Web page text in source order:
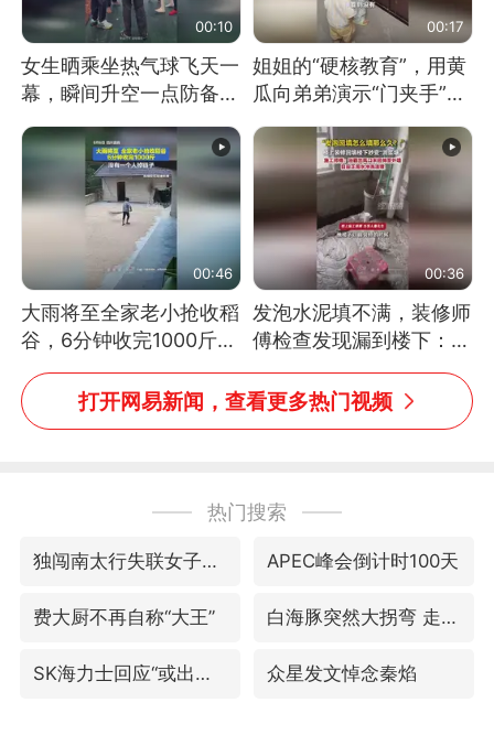
00:10
女生晒乘坐热气球飞天一
幕，瞬间升空一点防备都
没有
00:17
姐姐的“硬核教育”，用黄
瓜向弟弟演示“门夹手”，
网友：果然言传不如身
教！
00:46
大雨将至全家老小抢收稻
谷，6分钟收完1000斤，
没有一个人掉链子
00:36
发泡水泥填不满，装修师
傅检查发现漏到楼下：出
风口未延伸到外墙
打开网易新闻，查看更多热门视频
热门搜索
独闯南太行失联女子遗体已找到 APEC峰会倒计时100天
费大厨不再自称“大王” 白海豚突然大拐弯 走出罕见路线
SK海力士回应“或出售重庆工厂”传闻 众星发文悼念秦焰